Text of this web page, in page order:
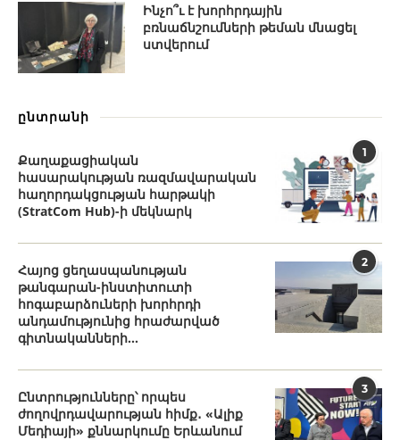
Ինչո՞ւ է խորհրդային
բռնաճնշումների թեման մնացել
ստվերում
ընտրանի
1
Քաղաքացիական
հասարակության ռազմավարական
հաղորդակցության հարթակի
(StratCom Hub)-ի մեկնարկ
2
Հայոց ցեղասպանության
թանգարան-ինստիտուտի
հոգաբարձուների խորհրդի
անդամությունից հրաժարված
գիտնականների...
3
Ընտրությունները՝ որպես
ժողովրդավարության հիմք․ «Ալիք
Մեդիայի» քննարկումը Երևանում